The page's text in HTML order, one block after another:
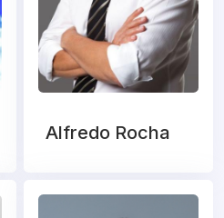
Alfredo Rocha